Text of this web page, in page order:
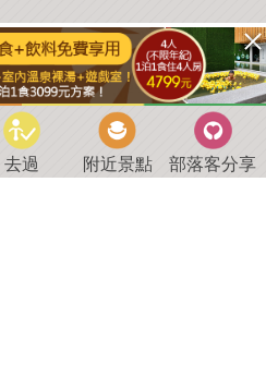
去過 附近景點 部落客分享